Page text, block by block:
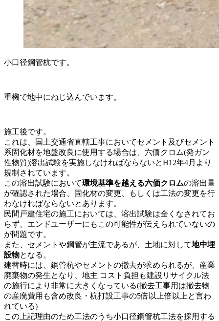
小口径鋼管杭です。
重機で地中にねじ込んでいます。
施工後です。
これは、国土交通省直轄工事においてセメント及びセメント
系固化材を地盤改良に使用する場合は、六価クロム(発ガン
性物質)溶出試験を実施しなければならないとH12年4月より
規制されています。
この溶出試験において環境基準を越える六価クロムの溶出量
が確認された場合、固化材の変更、もしくは工法の変更を行
わなければならないとあります。
民間戸建住宅の施工においては、溶出試験は全くなされてお
らず、エンドユーザーにもこの可能性が伝えられていないの
が問題です。
また、セメントや鋼管が主流であるが、土地に対して地中埋
設物となる。
建替時には、鋼管杭やセメントの撤去が求められるが、産業
廃棄物の発生となり、地主 コスト負担も建設リサイクル法
の施行により非常に大きくなっている(撤去工事用は撤去物
の産廃費用も含め改良・杭打設工事の5倍以上倍以上と言わ
れている)
この上記理由のため工法のうち小口径鋼管杭工法を採用する